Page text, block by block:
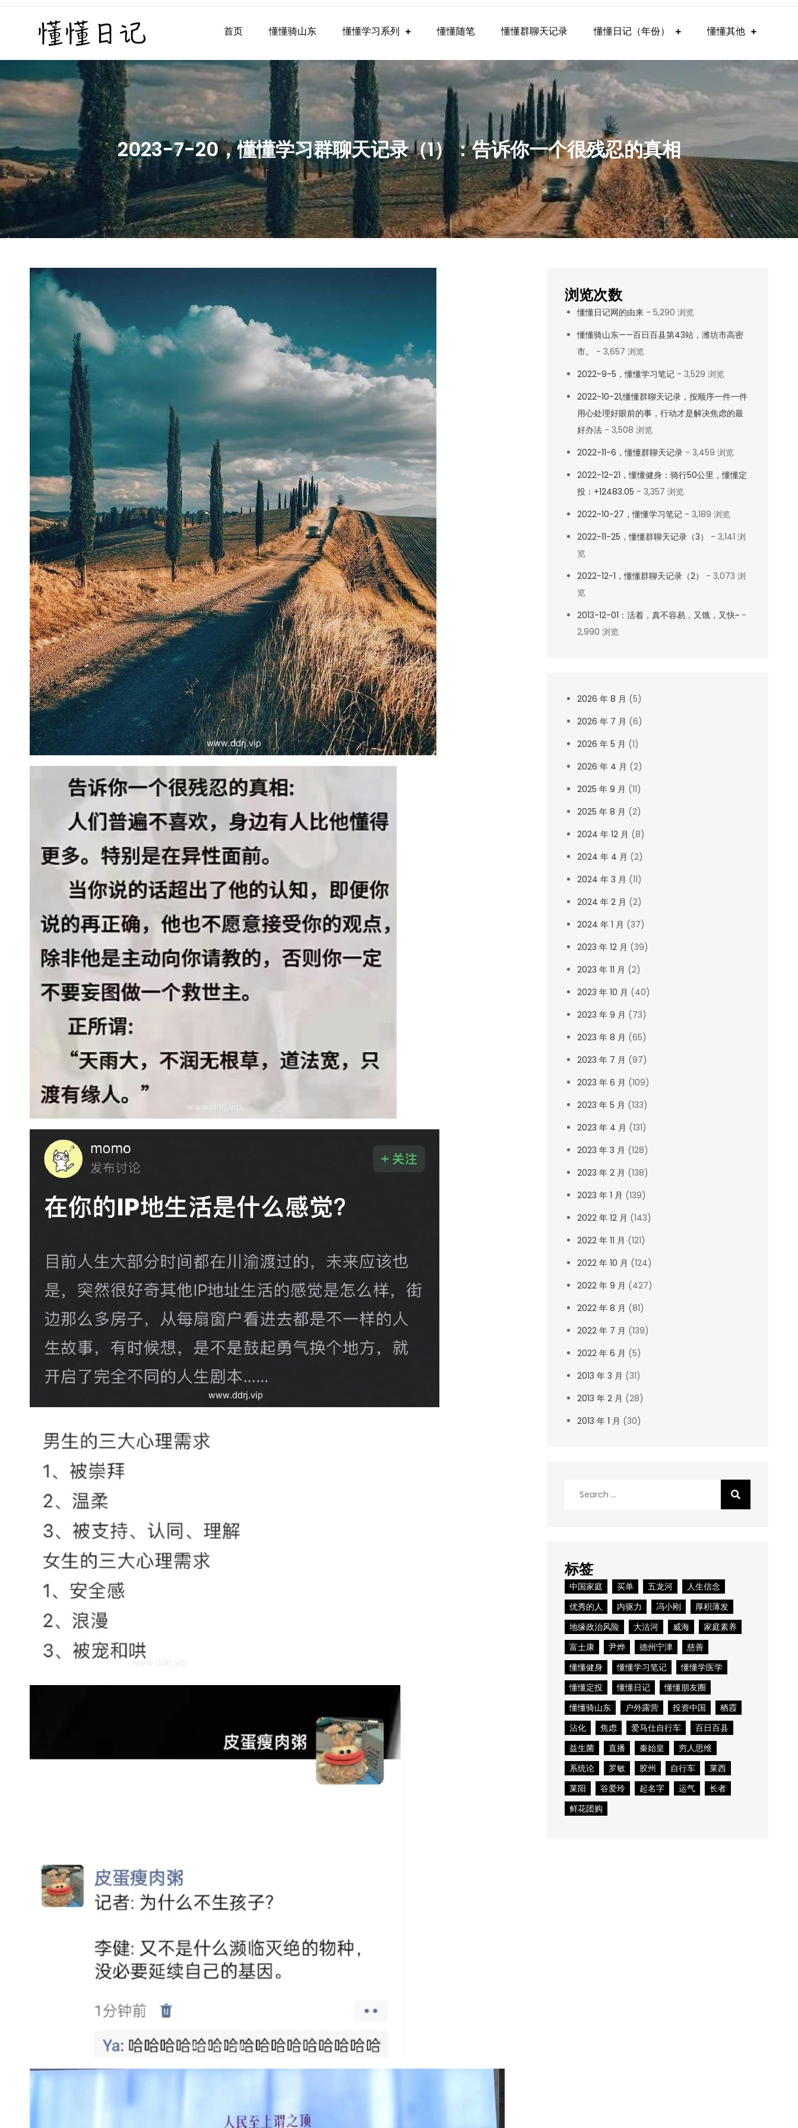
Skip
懂懂日记
懂懂日记网每天同步更新懂懂学习群内容
首页 懂懂骑山东 懂懂学习系列 懂懂随笔 懂懂群聊天记录 懂懂日记（年份） 懂懂其他
2023-7-20，懂懂学习群聊天记录（1）：告诉你一个很残忍的真相
浏览次数
懂懂日记网的由来- 5,290 浏览
懂懂骑山东——百日百县第43站，潍坊市高密
市。
- 3,657 浏览
2022-9-5，懂懂学习笔记- 3,529 浏览
2022-10-21,懂懂群聊天记录，按顺序一件一件
用心处理好眼前的事，行动才是解决焦虑的最
好办法- 3,508 浏览
2022-11-6，懂懂群聊天记录- 3,459 浏览
2022-12-21，懂懂健身：骑行50公里，懂懂定
投：+12483.05 - 3,357 浏览
2022-10-27，懂懂学习笔记- 3,189 浏览
2022-11-25，懂懂群聊天记录（3）
- 3,141 浏
览
2022-12-1，懂懂群聊天记录（2）
- 3,073 浏
览
2013-12-01：活着，真不容易，又饿，又快~-
2,990 浏览
2026 年 8 月 (5)
2026 年 7 月 (6)
2026 年 5 月 (1)
2026 年 4 月 (2)
2025 年 9 月 (11)
2025 年 8 月 (2)
2024 年 12 月 (8)
2024 年 4 月 (2)
2024 年 3 月 (11)
2024 年 2 月 (2)
2024 年 1 月 (37)
2023 年 12 月 (39)
2023 年 11 月 (2)
2023 年 10 月 (40)
2023 年 9 月 (73)
2023 年 8 月 (65)
2023 年 7 月 (97)
2023 年 6 月 (109)
2023 年 5 月 (133)
2023 年 4 月 (131)
2023 年 3 月 (128)
2023 年 2 月 (138)
2023 年 1 月 (139)
2022 年 12 月 (143)
2022 年 11 月 (121)
2022 年 10 月 (124)
2022 年 9 月 (427)
2022 年 8 月 (81)
2022 年 7 月 (139)
2022 年 6 月 (5)
2013 年 3 月 (31)
2013 年 2 月 (28)
2013 年 1 月 (30)
标签
中国家庭 买单 五龙河
人生信念
优秀的人
内驱力 冯小刚
厚积薄发
地缘政治风险
大沽河 威海
家庭素养
富士康
尹烨 德州宁津
慈善
懂懂健身
懂懂学习笔记
懂懂学医学
懂懂定投
懂懂日记
懂懂朋友圈
懂懂骑山东
户外露营 投资中国
栖霞
沾化
焦虑 爱马仕自行车
百日百县
益生菌
直播 秦始皇
穷人思维
系统论
罗敏 胶州 自行车
莱西
莱阳
谷爱玲 起名字 运气
长者
鲜花团购